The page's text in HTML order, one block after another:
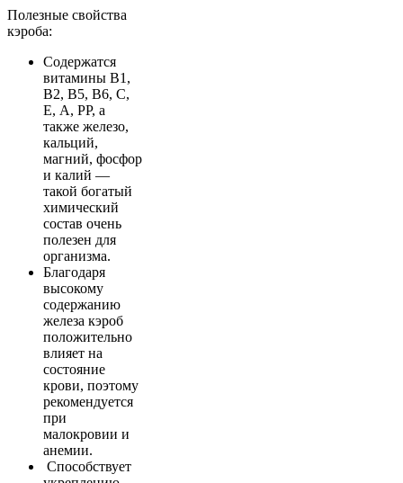
Полезные свойства
кэроба:
Содержатся
витамины В1,
В2, В5, В6, С,
E, А, PP, а
также железо,
кальций,
магний, фосфор
и калий —
такой богатый
химический
состав очень
полезен для
организма.
Благодаря
высокому
содержанию
железа кэроб
положительно
влияет на
состояние
крови, поэтому
рекомендуется
при
малокровии и
анемии.
Способствует